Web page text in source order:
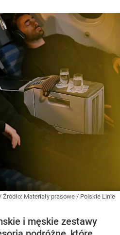
/ Źródło: Materiały prasowe / Polskie Linie
i męskie zestawy